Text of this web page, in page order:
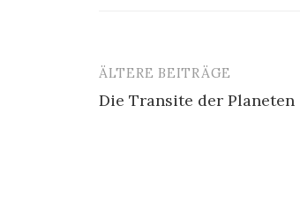
Beitragsnavigation
ÄLTERE BEITRÄGE
Die Transite der Planeten